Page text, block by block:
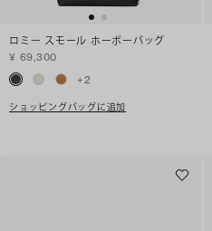
ロミー スモール ホーボーバッグ
¥ 69,300
+2
ショッピングバッグに追加